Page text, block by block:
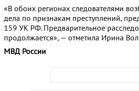
«В обоих регионах следователями
дела по признакам преступлений,
159 УК РФ. Предварительное
продолжается», — отметила Ирина
МВД России